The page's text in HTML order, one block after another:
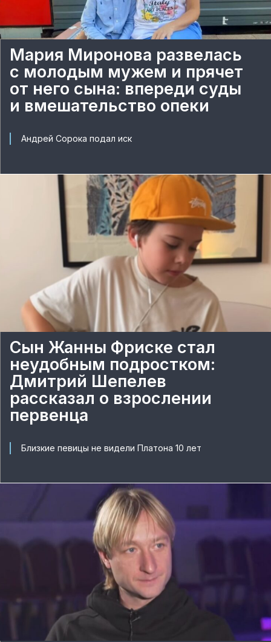
Мария Миронова развелась
с молодым мужем и прячет
от него сына: впереди суды
и вмешательство опеки
Андрей Сорока подал иск
Сын Жанны Фриске стал
неудобным подростком:
Дмитрий Шепелев
рассказал о взрослении
первенца
Близкие певицы не видели Платона 10 лет